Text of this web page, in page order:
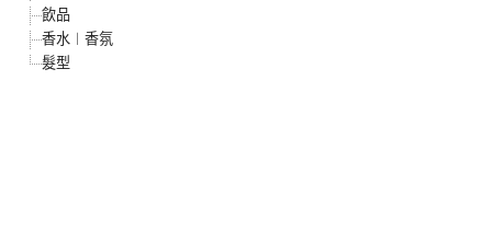
飲品
香水︱香氛
髮型